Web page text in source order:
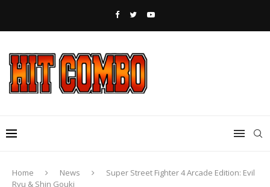
Home News
Super Street Fighter 4 Arcade Edition: Evil
Ryu & Shin Gouki